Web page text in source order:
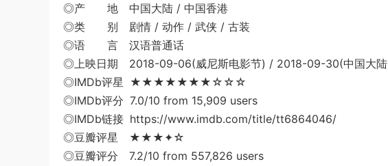
◎产 地 中国大陆 / 中国香港
◎类 别 剧情 / 动作 / 武侠 / 古装
◎语 言 汉语普通话
◎上映日期 2018-09-06(威尼斯电影节) / 2018-09-30(中国大
◎IMDb评星 ★★★★★★★☆☆☆
◎IMDb评分 7.0/10 from 15,909 users
◎IMDb链接 https://www.imdb.com/title/tt6864046/
◎豆瓣评星 ★★★✦☆
◎豆瓣评分 7.2/10 from 557,826 users